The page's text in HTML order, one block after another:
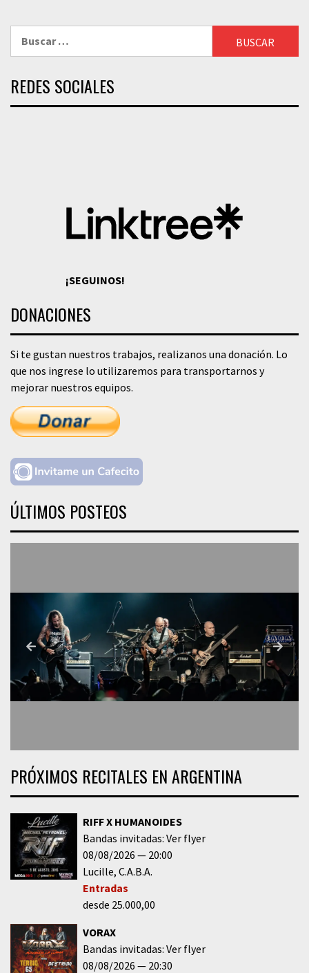
REDES SOCIALES
¡SEGUINOS!
DONACIONES
Si te gustan nuestros trabajos, realizanos una donación. Lo
que nos ingrese lo utilizaremos para transportarnos y
mejorar nuestros equipos.
ÚLTIMOS POSTEOS
PRÓXIMOS RECITALES EN ARGENTINA
RIFF X HUMANOIDES
Bandas invitadas: Ver flyer
08/08/2026
20:00
Lucille C.A.B.A.
Entradas
desde 25.000,00
VORAX
Bandas invitadas: Ver flyer
08/08/2026
20:30